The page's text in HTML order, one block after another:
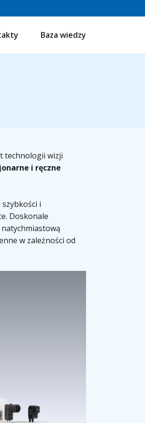
Baza wiedzy
technologii wizji
i ręczne
i
Doskonale
w zależności od